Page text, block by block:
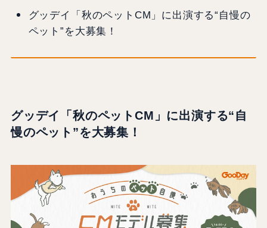
グッデイ「秋のペットCM」に出演する“自慢の
ペット”を大募集！
グッデイ「秋のペットCM」に出演する“自
慢のペット”を大募集！